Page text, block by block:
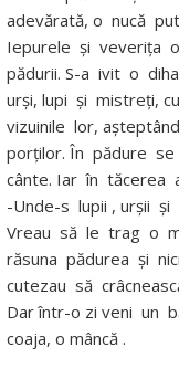
adevărată, o nucă
Iepurele şi veveriţa
pădurii. S-a ivit o
urşi, lupi şi mistreţi,
vizuinile lor,
porţilor. În pădure
cânte. Iar în tăcerea
-Unde-s lupii , urşii şi
Vreau să le trag o
răsuna pădurea şi
cutezau să
Dar într-o zi veni un
coaja, o mâncă .